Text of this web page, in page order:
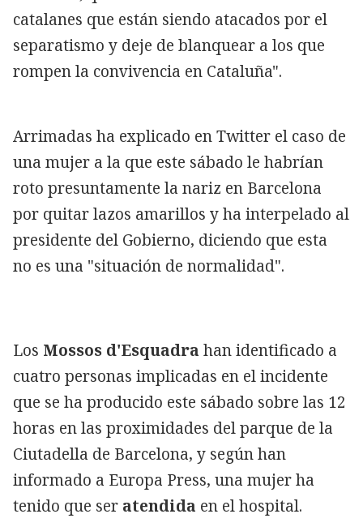
catalanes que están siendo atacados por el
separatismo y deje de blanquear a los que
rompen la convivencia en Cataluña".
Arrimadas ha explicado en Twitter el caso de
una mujer a la que este sábado le habrían
roto presuntamente la nariz en Barcelona
por quitar lazos amarillos y ha interpelado al
presidente del Gobierno, diciendo que esta
no es una "situación de normalidad".
Los Mossos d'Esquadra han identificado a
cuatro personas implicadas en el incidente
que se ha producido este sábado sobre las 12
horas en las proximidades del parque de la
Ciutadella de Barcelona, y según han
informado a Europa Press, una mujer ha
tenido que ser atendida en el hospital.